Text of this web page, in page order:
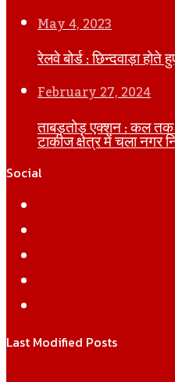
May 4, 2023
रेलवे बोर्ड : छिन्दवाड़ा
February 27, 2024
ताबड़तोड़ एक्शन : कल तक
टाकीज क्षेत्र में चला नगर
Social
Last Modified Posts